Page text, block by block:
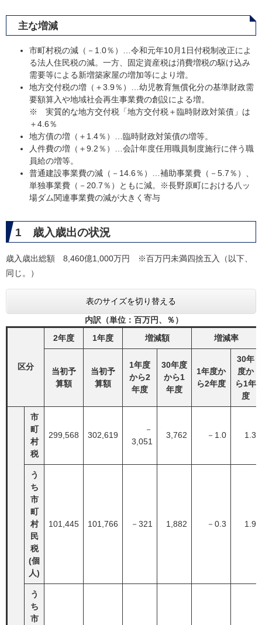
主な増減
市町村税の減（－1.0％）…令和元年10月1日付税制改正によ
る法人住民税の減。一方、固定資産税は消費増税の駆け込み
需要等による新増築家屋の増加等により増。
地方交付税の増（＋3.9％）…幼児教育無償化分の基準財政需
要額算入や地域社会再生事業費の創設による増。
※ 実質的な地方交付税「地方交付税＋臨時財政対策債」は
＋4.6％
地方債の増（＋1.4％）…臨時財政対策債の増等。
人件費の増（＋9.2％）…会計年度任用職員制度施行に伴う職
員給の増等。
普通建設事業費の減（－14.6％）…補助事業費（－5.7％）、
単独事業費（－20.7％）ともに減。※長野原町における八ッ
場ダム関連事業費の減が大きく寄与
1 歳入歳出の状況
歳入歳出総額 8,460億1,000万円 ※百万円未満四捨五入（以下、
同じ。）
表のサイズを切り替える
内訳（単位：百万円、％）
区分
2年度 1年度 増減額 増減率
当初予
算額
当初予
算額
1年度
から2
年度
30年度
から1
年度
1年度か
ら2年度
30年
度か
ら1年
度
市
町
村
税
299,568 302,619
－
3,051
3,762 －1.0 1.3
う
ち
市
町
村
民
税
(個
人)
101,445 101,766 －321 1,882 －0.3 1.9
う
ち
市